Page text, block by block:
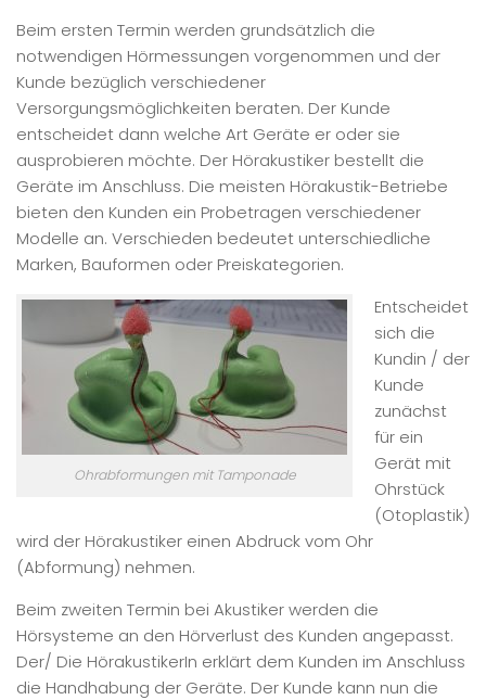
Beim ersten Termin werden grundsätzlich die
notwendigen Hörmessungen vorgenommen und der
Kunde bezüglich verschiedener
Versorgungsmöglichkeiten beraten. Der Kunde
entscheidet dann welche Art Geräte er oder sie
ausprobieren möchte. Der Hörakustiker bestellt die
Geräte im Anschluss. Die meisten Hörakustik-Betriebe
bieten den Kunden ein Probetragen verschiedener
Modelle an. Verschieden bedeutet unterschiedliche
Marken, Bauformen oder Preiskategorien.
Ohrabformungen mit Tamponade
Entscheidet
sich die
Kundin / der
Kunde
zunächst
für ein
Gerät mit
Ohrstück
(Otoplastik)
wird der Hörakustiker einen Abdruck vom Ohr
(Abformung) nehmen.
Beim zweiten Termin bei Akustiker werden die
Hörsysteme an den Hörverlust des Kunden angepasst.
Der/ Die HörakustikerIn erklärt dem Kunden im Anschluss
die Handhabung der Geräte. Der Kunde kann nun die